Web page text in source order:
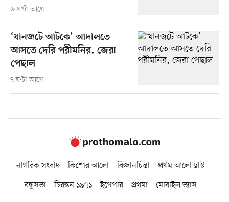
৬ ঘণ্টা আগে
‘যানজটে আটকে’ আদালতে
আসতে দেরি পরীমনির, জেরা
পেছাল
৭ ঘণ্টা আগে
নাগরিক সংবাদ কিশোর আলো বিজ্ঞানচিন্তা
প্রথম আলো ট্রাস্ট
বন্ধুসভা
চিরন্তন ১৯৭১ ইপেপার প্রথমা মোবাইল ভ্যাস